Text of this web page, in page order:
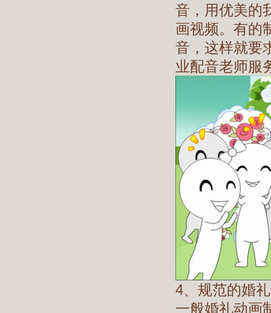
音，用优美的
画视频。有的
音，这样就要
业配音老师服
4、规范的婚
一般婚礼动画